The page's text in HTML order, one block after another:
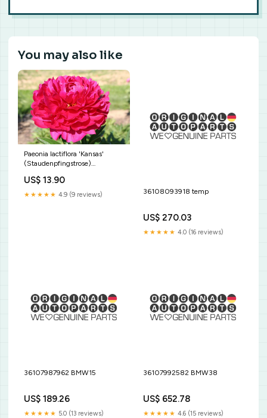
You may also like
Paeonia lactiflora 'Kansas'
(Staudenpfingstrose)
US$ 13.90
★★★★★ 4.9 (9 reviews) 36108093918 temp
US$ 270.03
★★★★★ 4.0 (16 reviews)
36107987962 BMW15
US$ 189.26
★★★★★ 5.0 (13 reviews)
36107992582 BMW38
US$ 652.78
★★★★★ 4.6 (15 reviews)